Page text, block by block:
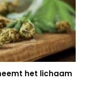
het lichaam